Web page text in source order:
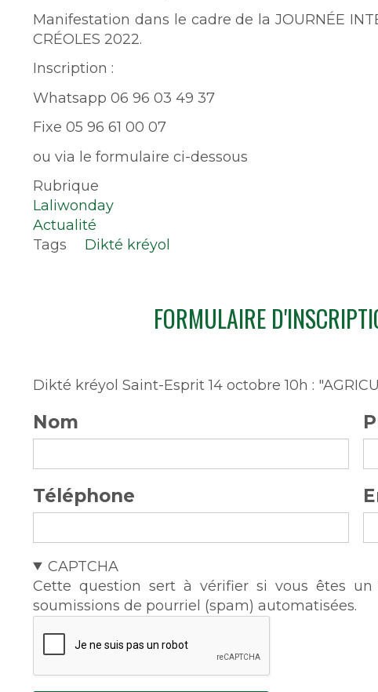
Manifestation dans le cadre de la JOURNÉE
CRÉOLES 2022.
Inscription :
Whatsapp 06 96 03 49 37
Fixe 05 96 61 00 07
ou via le formulaire ci-dessous
Rubrique
Laliwonday
Actualité
Tags
Dikté kréyol
FORMULAIRE
Dikté kréyol Saint-Esprit 14 octobre 10h :
Nom
Téléphone
CAPTCHA
Cette question sert à vérifier si vous êtes
soumissions de pourriel (spam) automatisées.